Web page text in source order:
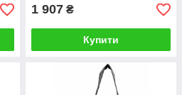
1 907 ₴
Купити